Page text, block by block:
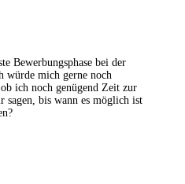
Bewerbungsphase bei der
würde mich gerne noch
ich noch genügend Zeit zur
sagen, bis wann es möglich ist